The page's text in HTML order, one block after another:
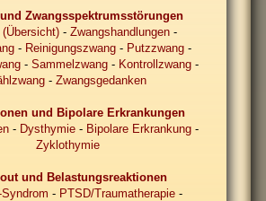
Zwangsspektrumsstörungen
(Übersicht) -Zwangshandlungen -
- Reinigungszwang- Putzzwang-
-Sammelzwang - Kontrollzwang -
-Zwangsgedanken
und Bipolare Erkrankungen
- Dysthymie- Bipolare Erkrankung-
Zyklothymie
und Belastungsreaktionen
- PTSD/Traumatherapie-